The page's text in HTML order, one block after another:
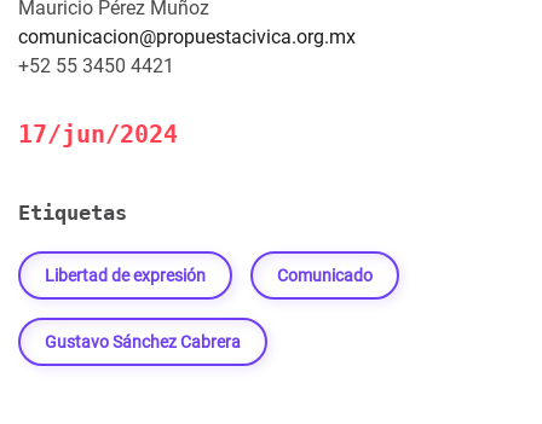
Mauricio Pérez Muñoz
comunicacion@propuestacivica.org.mx
+52 55 3450 4421
17/jun/2024
Etiquetas
Libertad de expresión Comunicado
Gustavo Sánchez Cabrera